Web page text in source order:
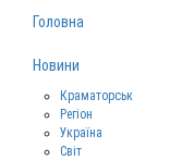
Головна
Новини
Краматорськ
Регіон
Україна
Світ